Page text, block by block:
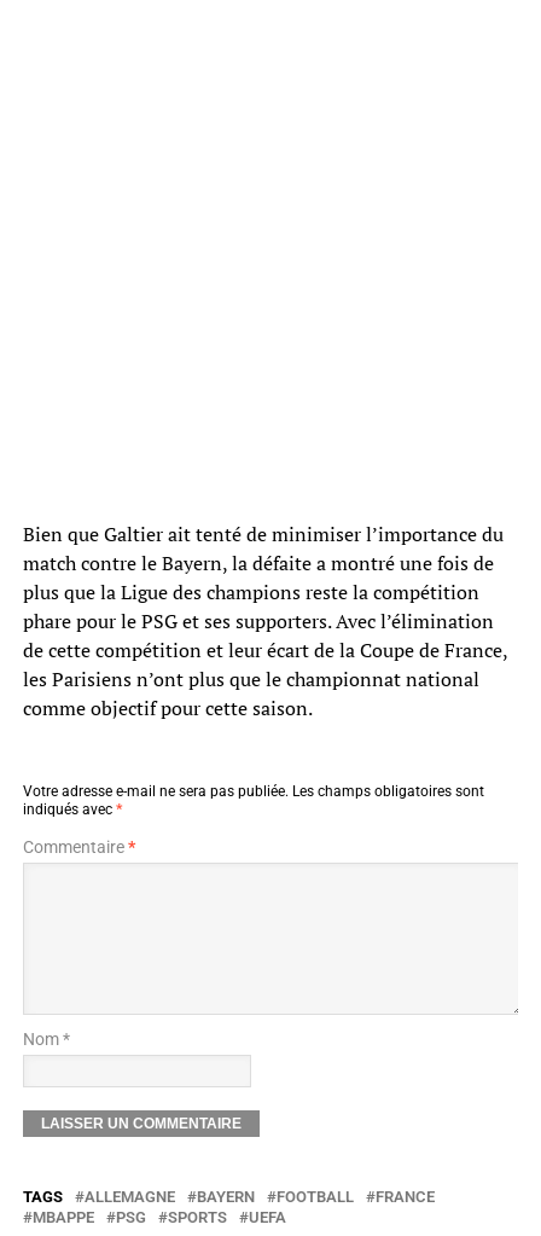
Bien que Galtier ait tenté de minimiser l’importance du
match contre le Bayern, la défaite a montré une fois de
plus que la Ligue des champions reste la compétition
phare pour le PSG et ses supporters. Avec l’élimination
de cette compétition et leur écart de la Coupe de France,
les Parisiens n’ont plus que le championnat national
comme objectif pour cette saison.
Votre adresse e-mail ne sera pas publiée. Les champs obligatoires sont
indiqués avec *
Commentaire*
Nom *
TAGS ALLEMAGNE BAYERN FOOTBALL
FRANCE
MBAPPE
PSG SPORTS UEFA